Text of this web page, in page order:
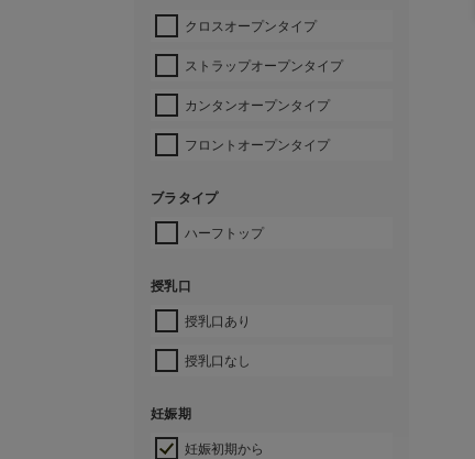
クロスオープンタイプ
ストラップオープンタイプ
カンタンオープンタイプ
フロントオープンタイプ
ブラタイプ
ハーフトップ
授乳口
授乳口あり
授乳口なし
妊娠期
妊娠初期から